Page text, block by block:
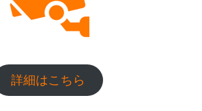
詳細はこちら